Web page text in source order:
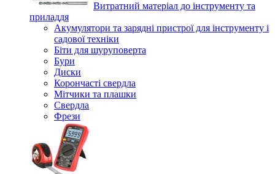
Витратний матеріал до інструменту та
приладдя
Акумулятори та зарядні пристрої для інструменту і
садової техніки
Біти для шуруповерта
Бури
Диски
Корончасті свердла
Мітчики та плашки
Свердла
Фрези